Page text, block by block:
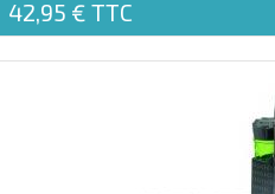
42,95 € TTC